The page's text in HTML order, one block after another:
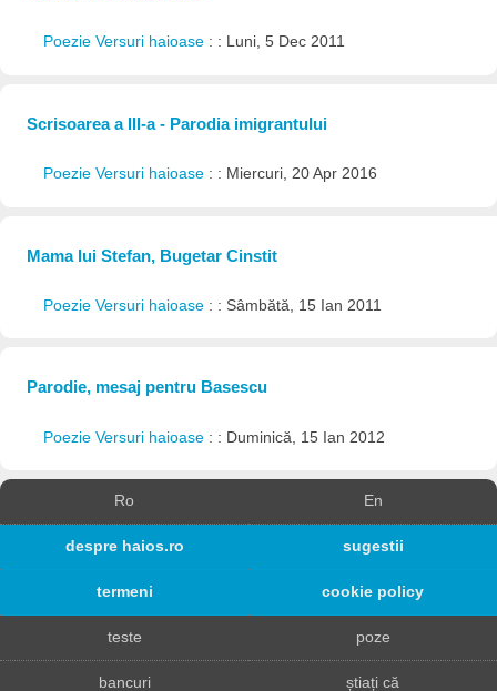
Poezie Versuri haioase : : Luni, 5 Dec 2011
Scrisoarea a III-a - Parodia imigrantului
Poezie Versuri haioase : : Miercuri, 20 Apr 2016
Mama lui Stefan, Bugetar Cinstit
Poezie Versuri haioase : : Sâmbătă, 15 Ian 2011
Parodie, mesaj pentru Basescu
Poezie Versuri haioase : : Duminică, 15 Ian 2012
Ro En
despre haios.ro sugestii
termeni cookie policy
teste poze
bancuri știați că